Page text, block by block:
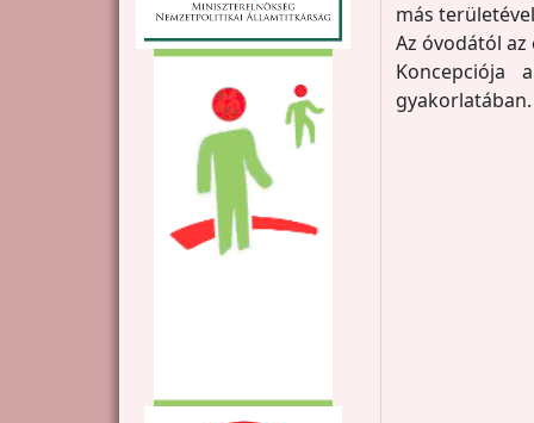
más
Az óvodától
Koncepciója
gyakorlatában.